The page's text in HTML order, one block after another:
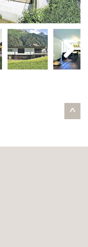
Next
^